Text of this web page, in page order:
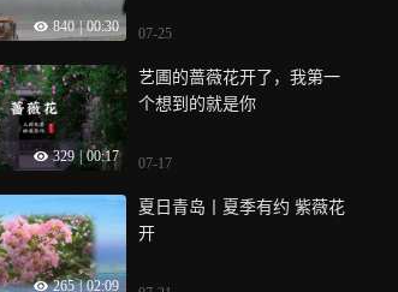
840 | 00:30
荷花里…
07-25
329 00:17
艺圃的蔷薇花开了，我第一
个想到的就是你
07-17
265 | 02:09
夏日青岛丨夏季有约 紫薇花
开